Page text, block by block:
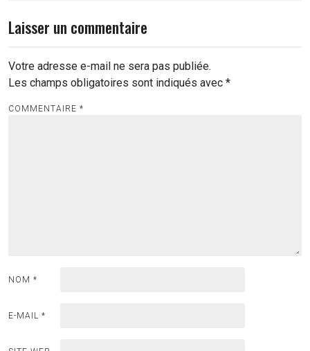
Laisser un commentaire
Votre adresse e-mail ne sera pas publiée.
Les champs obligatoires sont indiqués avec *
COMMENTAIRE *
NOM *
E-MAIL *